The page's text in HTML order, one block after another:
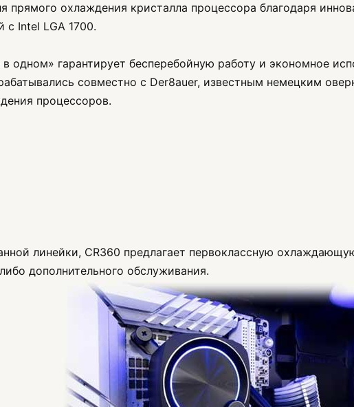
прямого охлаждения кристалла процессора благодаря
с Intel LGA 1700.
одном» гарантирует бесперебойную работу и экономное
совместно с Der8auer, известным немецким
процессоров.
линейки, CR360 предлагает первоклассную
дополнительного обслуживания.